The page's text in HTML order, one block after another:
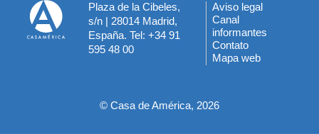
Plaza de la Cibeles,
s/n | 28014 Madrid,
España. Tel: +34 91
595 48 00
Menú
del
pie
Aviso legal
Canal
informantes
Contato
Mapa web
© Casa de América, 2026